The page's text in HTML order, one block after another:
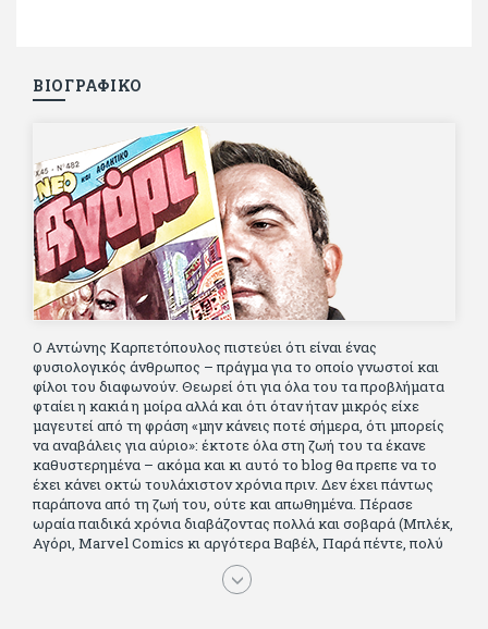
ΒΙΟΓΡΑΦΙΚΟ
Ο Αντώνης Καρπετόπουλος πιστεύει ότι είναι ένας
φυσιολογικός άνθρωπος – πράγμα για το οποίο γνωστοί και
φίλοι του διαφωνούν. Θεωρεί ότι για όλα του τα προβλήματα
φταίει η κακιά η μοίρα αλλά και ότι όταν ήταν μικρός είχε
μαγευτεί από τη φράση «μην κάνεις ποτέ σήμερα, ότι μπορείς
να αναβάλεις για αύριο»: έκτοτε όλα στη ζωή του τα έκανε
καθυστερημένα – ακόμα και κι αυτό το blog θα πρεπε να το
έχει κάνει οκτώ τουλάχιστον χρόνια πριν. Δεν έχει πάντως
παράπονα από τη ζωή του, ούτε και απωθημένα. Πέρασε
ωραία παιδικά χρόνια διαβάζοντας πολλά και σοβαρά (Μπλέκ,
Αγόρι, Μarvel Comics κι αργότερα Βαβέλ, Παρά πέντε, πολύ
Αλέξανδρο Δουμά και αρκετό Ιούλιο Βέρν πριν τον κερδίσουν
τα αστυνομικά), απέκτησε τους σωστούς φίλους κυρίως γιατί